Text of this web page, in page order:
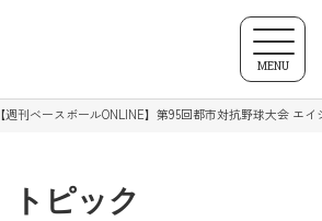
MENU
【週刊ベースボールONLINE】第95回都市対抗野球大会
トピック